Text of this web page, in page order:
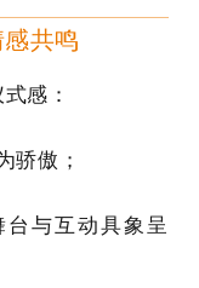
共鸣
感：
骄傲；
与互动具象呈